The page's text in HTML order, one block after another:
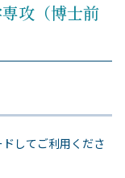
攻（博士前
してご利用くださ